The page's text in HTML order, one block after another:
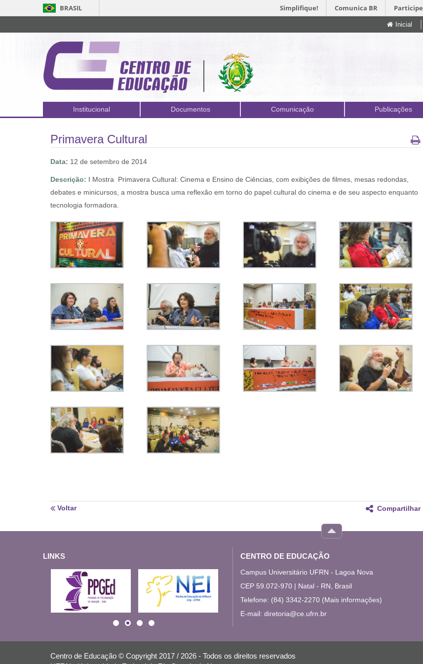
BRASIL Simplifique! Comunica BR Participe
Inicial
Institucional Documentos Comunicação Publicações
Primavera Cultural
Data: 12 de setembro de 2014
Descrição: I Mostra  Primavera Cultural: Cinema e Ensino de Ciências, com exibições de filmes, mesas redondas,
debates e minicursos, a mostra busca uma reflexão em torno do papel cultural do cinema e de seu aspecto enquanto
tecnologia formadora.
Voltar Compartilhar
LINKS
CENTRO DE EDUCAÇÃO
Campus Universitário UFRN - Lagoa Nova
CEP 59.072-970 | Natal - RN, Brasil
Telefone: (84) 3342-2270 (Mais informações)
E-mail: diretoria@ce.ufrn.br
Centro de Educação © Copyright 2017 / 2026 - Todos os direitos reservados